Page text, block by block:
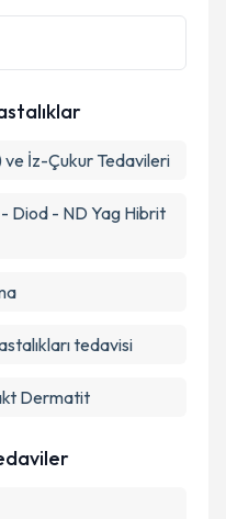
İz-Çukur Tedavileri
Diod - ND Yag Hibrit
tedavisi
Dermatit